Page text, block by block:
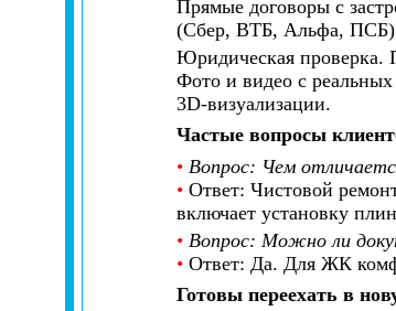
Прямые договоры с
(Сбер, ВТБ, Альфа, ПСБ).
Юридическая проверка.
Фото и видео с
3D-визуализации.
Частые вопросы
• Вопрос: Чем
• Ответ: Чистовой
включает установку
• Вопрос: Можно ли
• Ответ: Да. Для ЖК
Готовы переехать в